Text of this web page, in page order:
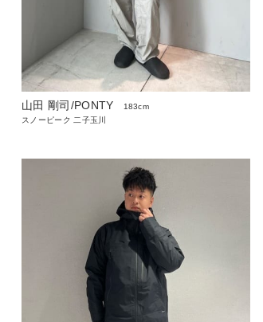
山田 剛司/PONTY
183cm
スノーピーク 二子玉川